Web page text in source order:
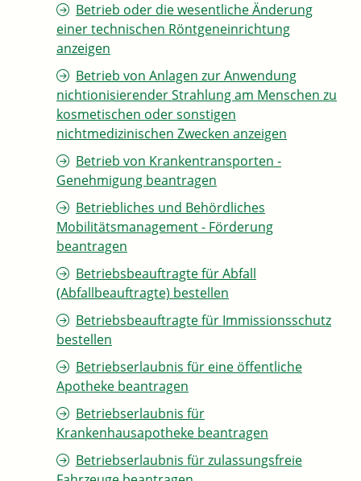
Betrieb oder die wesentliche Änderung
einer technischen Röntgeneinrichtung
anzeigen
Betrieb von Anlagen zur Anwendung
nichtionisierender Strahlung am Menschen zu
kosmetischen oder sonstigen
nichtmedizinischen Zwecken anzeigen
Betrieb von Krankentransporten -
Genehmigung beantragen
Betriebliches und Behördliches
Mobilitätsmanagement - Förderung
beantragen
Betriebsbeauftragte für Abfall
(Abfallbeauftragte) bestellen
Betriebsbeauftragte für Immissionsschutz
bestellen
Betriebserlaubnis für eine öffentliche
Apotheke beantragen
Betriebserlaubnis für
Krankenhausapotheke beantragen
Betriebserlaubnis für zulassungsfreie